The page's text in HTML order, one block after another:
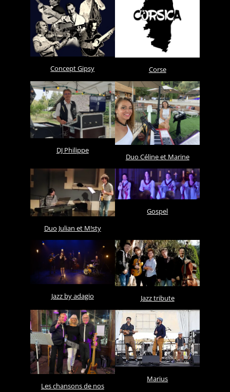
Concept Gipsy Corse
DJ Philippe
Duo Céline et Marine
Duo Julian et M!sty
Gospel
Jazz by adagio Jazz tribute
Les chansons de nos
Marius